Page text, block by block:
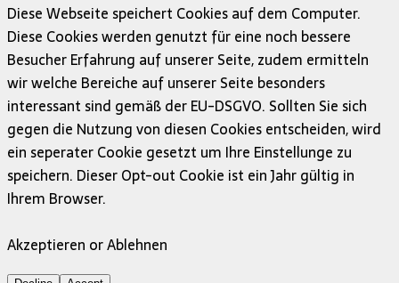
Diese Webseite speichert Cookies auf dem Computer.
Diese Cookies werden genutzt für eine noch bessere
Besucher Erfahrung auf unserer Seite, zudem ermitteln
wir welche Bereiche auf unserer Seite besonders
interessant sind gemäß der EU-DSGVO. Sollten Sie sich
gegen die Nutzung von diesen Cookies entscheiden, wird
ein seperater Cookie gesetzt um Ihre Einstellunge zu
speichern. Dieser Opt-out Cookie ist ein Jahr gültig in
Ihrem Browser.
Akzeptieren or Ablehnen